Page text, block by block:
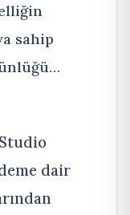
sahip
dair